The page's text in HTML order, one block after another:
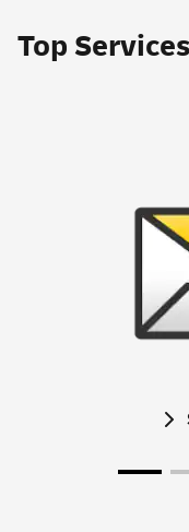
Top Services